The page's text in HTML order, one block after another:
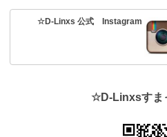
☆D-Linxs 公式 Instagram
☆D-Linxsすま